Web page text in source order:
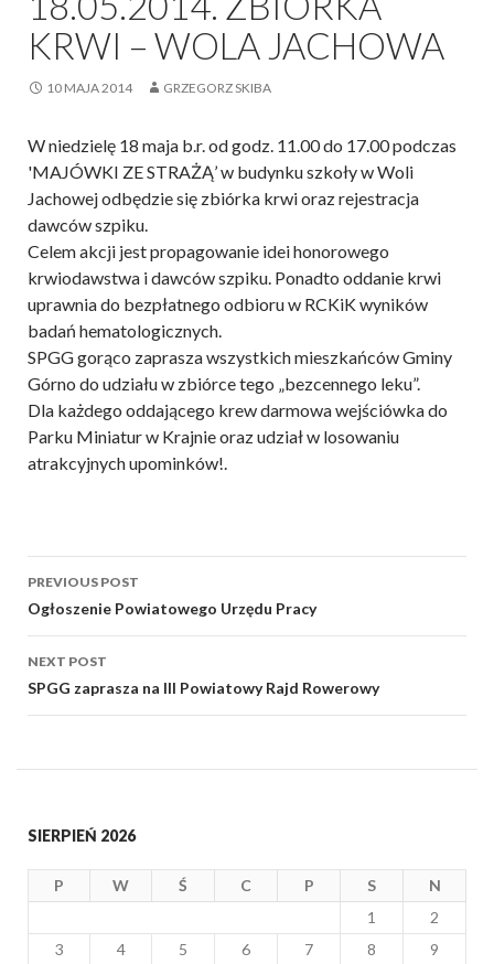
KRWI – WOLA JACHOWA
10 MAJA 2014 GRZEGORZ SKIBA
W niedzielę 18 maja b.r. od godz. 11.00 do 17.00 podczas
'MAJÓWKI ZE STRAŻĄ’ w budynku szkoły w Woli
Jachowej odbędzie się zbiórka krwi oraz rejestracja
dawców szpiku.
Celem akcji jest propagowanie idei honorowego
krwiodawstwa i dawców szpiku. Ponadto oddanie krwi
uprawnia do bezpłatnego odbioru w RCKiK wyników
badań hematologicznych.
SPGG gorąco zaprasza wszystkich mieszkańców Gminy
Górno do udziału w zbiórce tego „bezcennego leku”.
Dla każdego oddającego krew darmowa wejściówka do
Parku Miniatur w Krajnie oraz udział w losowaniu
atrakcyjnych upominków!.
Post
navigation
PREVIOUS POST
Ogłoszenie Powiatowego Urzędu Pracy
NEXT POST
SPGG zaprasza na III Powiatowy Rajd Rowerowy
SIERPIEŃ 2026
P W Ś C P S
N
1
2
3
4 5 6 7 8
9